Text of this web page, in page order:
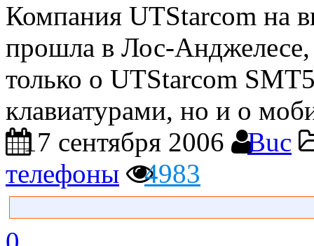
Компания UTStarcom на
прошла в Лос-Анджелесе,
только о UTStarcom
клавиатурами, но и о
17 сентября 2006
Buc
телефоны
4983